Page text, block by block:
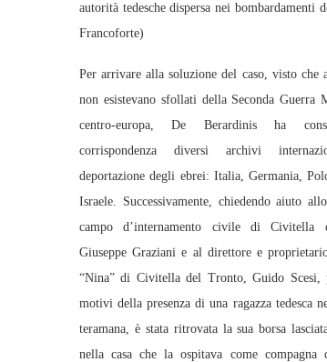
autorità tedesche dispersa nei bombardamenti
Francoforte)
Per arrivare alla soluzione del caso, visto che
non esistevano sfollati della Seconda Guerra
centro-europa, De Berardinis ha
corrispondenza diversi archivi
deportazione degli ebrei: Italia, Germania,
Israele. Successivamente, chiedendo aiuto
campo d’internamento civile di Civitella
Giuseppe Graziani e al direttore e
“Nina” di Civitella del Tronto, Guido Scesi,
motivi della presenza di una ragazza tedesca
teramana, è stata ritrovata la sua borsa
nella casa che la ospitava come compagna